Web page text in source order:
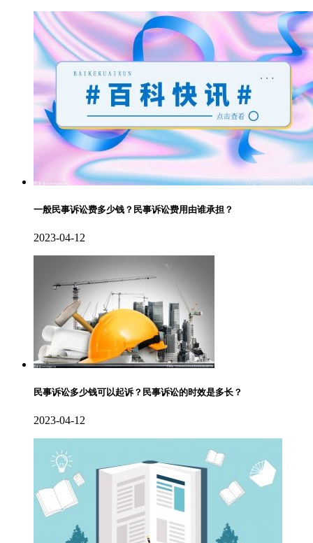
一般民事诉讼费多少钱？民事诉讼费用由谁承担？
2023-04-12
民事诉讼多少钱可以起诉？民事诉讼的时效是多长？
2023-04-12